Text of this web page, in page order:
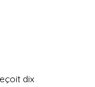
dix